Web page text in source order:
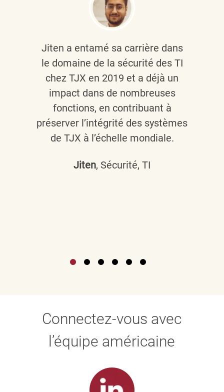
Jiten a entamé sa carrière dans
le domaine de la sécurité des TI
chez TJX en 2019 et a déjà un
impact dans de nombreuses
fonctions, en contribuant à
préserver l’intégrité des systèmes
de TJX à l’échelle mondiale.
Jiten, Sécurité, TI
Connectez-vous avec
l’équipe américaine